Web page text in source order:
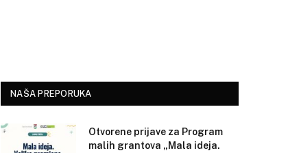
NAŠA PREPORUKA
Otvorene prijave za Program
malih grantova „Mala ideja.